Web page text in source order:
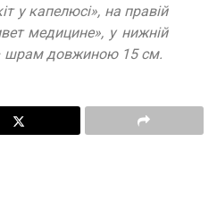
у капелюсі», на правій
медицине», у нижній
шрам довжиною 15 см.